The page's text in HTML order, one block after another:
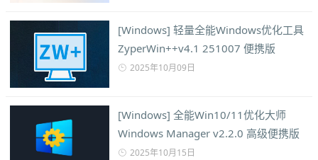
[Windows] 轻量全能Windows优化工具
ZyperWin++v4.1 251007 便携版
2025年10月09日
[Windows] 全能Win10/11优化大师
Windows Manager v2.2.0 高级便携版
2025年10月15日